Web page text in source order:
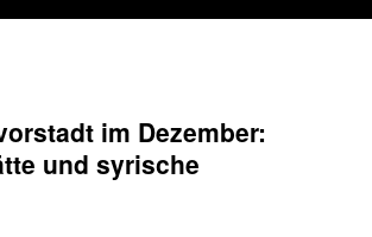
im Dezember:
und syrische